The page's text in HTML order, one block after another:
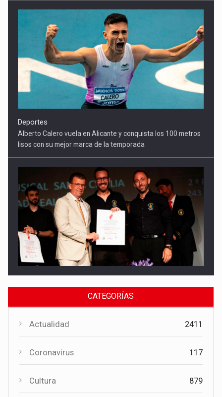
Deportes
Alberto Calero vuela en Alicante y conquista los 100 metros
Cultura
El Gobierno regional apoya el Certamen de Bandas de Mota
CATEGORÍAS
Actualidad 2411
Coronavirus 117
Cultura 879